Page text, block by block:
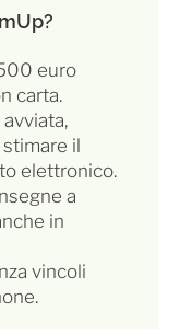
euro
carta.
avviata,
il
elettronico.
a
in
vincoli